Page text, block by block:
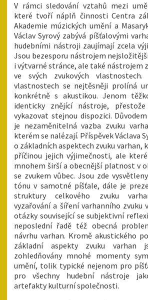
V rámci sledování vztahů mezi
které tvoří náplň činnosti Centra
Akademie múzických umění a
Václav Syrový zabývá píšťalovými
hudebními nástroji zaujímají zcela
Jsou bezesporu nástrojem
i výtvarné stránce, ale také nástrojem
ve svých zvukových
vlastnostech se nejtěsněji prolíná
konkrétně s akustikou. Jenom
identicky znějící nástroje,
vykazovat stejnou dispozici.
je nezaměnitelná vazba zvuku
kterém se nalézají. Příspěvek Václava
o základních aspektech zvuku varhan,
příčinou jejich výjimečnosti, ale
mnohem širší a obecnější platnost v
se zvukem vůbec. Jsou zde
tónu v samotné píšťale, dále je
struktury celkového zvuku
vyzařování a šíření varhanního zvuku
otázky související se subjektivní
neposlední řadě též obecná
návrhu varhan. Kromě akustického
základní aspekty zvuku varhan
zohledňovány mnohé momenty
umění, tolik typické nejenom pro
pro všechny hudební nástroje
artefakty kulturní společnosti.